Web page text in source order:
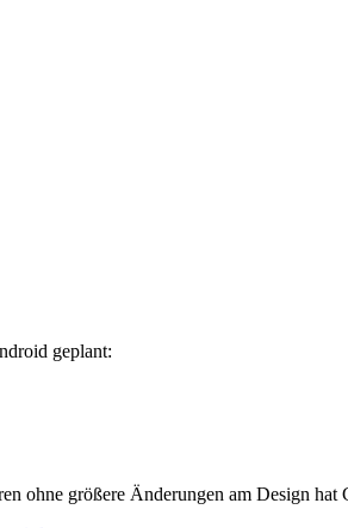
geplant:
ohne größere Änderungen am Design